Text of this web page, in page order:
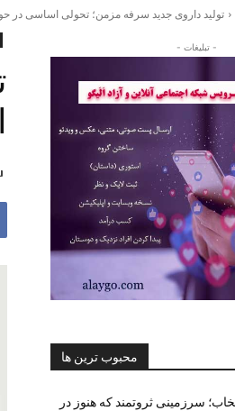
تولید داروی جدید سرفه مزمن؛ تحولی اساسی در
- تبلیغات -
محبوب ترین ها
سرزمینی ثروتمند که هنوز در